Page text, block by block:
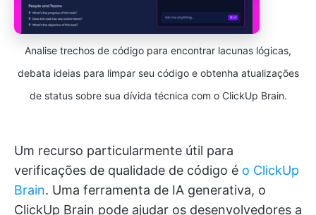
Analise trechos de código para encontrar lacunas lógicas,
debata ideias para limpar seu código e obtenha atualizações
de status sobre sua dívida técnica com o ClickUp Brain.
Um recurso particularmente útil para
verificações de qualidade de código é o ClickUp
Brain. Uma ferramenta de IA generativa, o
ClickUp Brain pode ajudar os desenvolvedores a